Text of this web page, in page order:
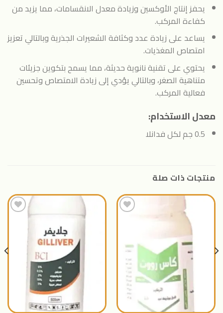
يحفز إنتاج الأوكسين وزيادة معدل الانقسامات، مما يزيد من
كفاءة المركب.
يساعد على زيادة عدد وكثافة الشعيرات الجذرية وبالتالي تعزيز
امتصاص المغذيات.
يحتوي على تقنية نانوية حديثة، مما يسمح بتكوين جزيئات
متناهية الصغر، وبالتالي يؤدي إلى زيادة الامتصاص وتحسين
فعالية المركب.
معدل الاستخدام:
0.5 جم لكل فدانلا
منتجات ذات صلة
الى
المنتجات
المفضلة
المنتجات
المفضلة